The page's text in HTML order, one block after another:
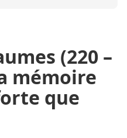
(220 –
mémoire
que